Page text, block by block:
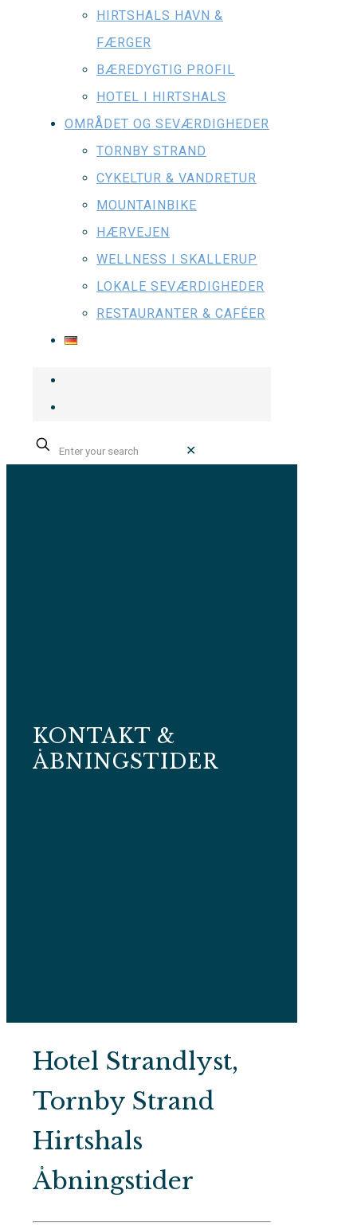
HIRTSHALS HAVN &
FÆRGER
BÆREDYGTIG PROFIL
HOTEL I HIRTSHALS
OMRÅDET OG SEVÆRDIGHEDER
TORNBY STRAND
CYKELTUR & VANDRETUR
MOUNTAINBIKE
HÆRVEJEN
WELLNESS I SKALLERUP
LOKALE SEVÆRDIGHEDER
RESTAURANTER & CAFÉER
✕
KONTAKT &
ÅBNINGSTIDER
Hotel Strandlyst,
Tornby Strand
Hirtshals
Åbningstider